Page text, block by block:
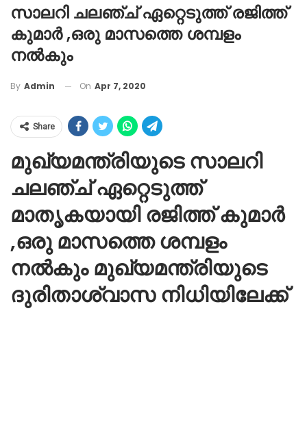
സാലറി ചലഞ്ച് ഏറ്റെടുത്ത് രജിത്ത്
കുമാർ ,ഒരു മാസത്തെ ശമ്പളം
നൽകും
By Admin On Apr 7, 2020
Share
മുഖ്യമന്ത്രിയുടെ സാലറി
ചലഞ്ച് ഏറ്റെടുത്ത്
മാതൃകയായി രജിത്ത് കുമാർ
,ഒരു മാസത്തെ ശമ്പളം
നൽകും മുഖ്യമന്ത്രിയുടെ
ദുരിതാശ്വാസ നിധിയിലേക്ക്